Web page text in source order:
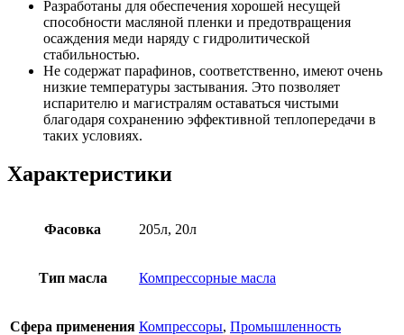
Разработаны для обеспечения хорошей несущей
способности масляной пленки и предотвращения
осаждения меди наряду с гидролитической
стабильностью.
Не содержат парафинов, соответственно, имеют очень
низкие температуры застывания. Это позволяет
испарителю и магистралям оставаться чистыми
благодаря сохранению эффективной теплопередачи в
таких условиях.
Характеристики
Фасовка 205л, 20л
Тип масла Компрессорные масла
Сфера применения Компрессоры, Промышленность